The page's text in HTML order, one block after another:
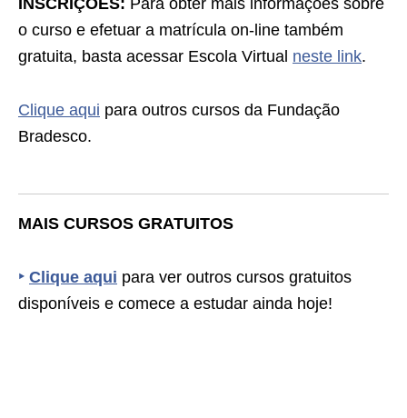
INSCRIÇÕES: Para obter mais informações sobre
o curso e efetuar a matrícula on-line também
gratuita, basta acessar Escola Virtual neste link.
Clique aqui para outros cursos da Fundação
Bradesco.
MAIS CURSOS GRATUITOS
‣ Clique aqui para ver outros cursos gratuitos
disponíveis e comece a estudar ainda hoje!